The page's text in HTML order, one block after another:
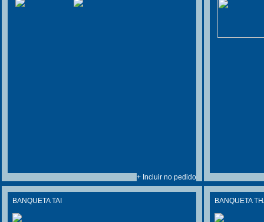
+ Incluir no pedido
BANQUETA TAI BANQUETA